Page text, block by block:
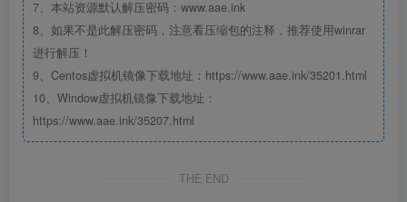
7、本站资源默认解压密码：www.aae.ink
8、如果不是此解压密码，注意看压缩包的注释，推荐使用winrar
进行解压！
9、Centos虚拟机镜像下载地址：https://www.aae.ink/35201.html
10、Window虚拟机镜像下载地址：
https://www.aae.ink/35207.html
THE END